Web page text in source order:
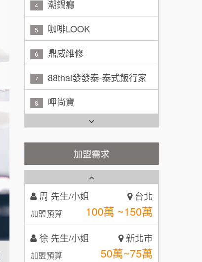
5 咖啡LOOK
6 鼎威維修
7 88thai發發泰-泰式飯行家
8 呷尚寶
9 SHARE TEA歇腳亭
10 TEA TOP台灣第一味
Cozy coffee可集咖啡
3 秉宏小米甜甜圈
4 潮鍋癮
加盟需求
加盟預算
黃 先生/小姐
100萬~150萬
林 先生/小姐 屏東縣
加盟預算 100萬 ~ 200萬
吳 先生/小姐 屏東縣
加盟預算 100萬~200萬
周 先生/小姐
加盟預算 100萬 ~150萬
徐 先生/小姐 新北市
加盟預算 50萬~75萬
何 先生/小姐 台南
加盟預算 100萬~300萬